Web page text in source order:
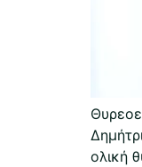
ολική